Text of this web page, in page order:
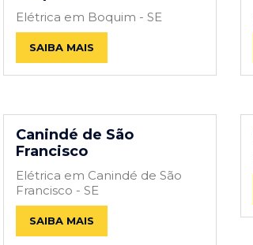
Elétrica em Boquim - SE
SAIBA MAIS
Canindé de São
Francisco
Elétrica em Canindé de São
Francisco - SE
SAIBA MAIS